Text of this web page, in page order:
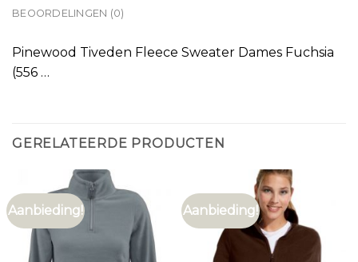
BEOORDELINGEN (0)
Pinewood Tiveden Fleece Sweater Dames Fuchsia
(556 …
GERELATEERDE PRODUCTEN
Aanbieding! Aanbieding!